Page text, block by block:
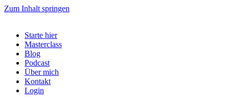
Zum Inhalt springen
Starte hier
Masterclass
Blog
Podcast
Über mich
Kontakt
Login